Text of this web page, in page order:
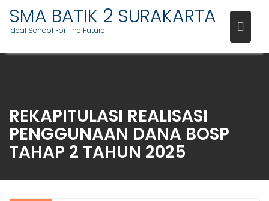
content
SMA BATIK 2 SURAKARTA
Ideal School For The Future
REKAPITULASI REALISASI
PENGGUNAAN DANA BOSP
TAHAP 2 TAHUN 2025